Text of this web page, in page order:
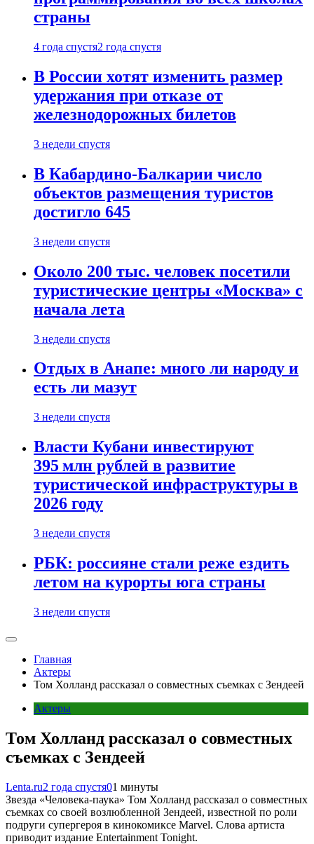
страны
4 года спустя2 года спустя
В России хотят изменить размер
удержания при отказе от
железнодорожных билетов
3 недели спустя
В Кабардино-Балкарии число
объектов размещения туристов
достигло 645
3 недели спустя
Около 200 тыс. человек посетили
туристические центры «Москва» с
начала лета
3 недели спустя
Отдых в Анапе: много ли народу и
есть ли мазут
3 недели спустя
Власти Кубани инвестируют
395 млн рублей в развитие
туристической инфраструктуры в
2026 году
3 недели спустя
РБК: россияне стали реже ездить
летом на курорты юга страны
3 недели спустя
Главная
Актеры
Том Холланд рассказал о совместных съемках с Зендеей
Актеры
Том Холланд рассказал о совместных
съемках с Зендеей
Lenta.ru2 года спустя01 минуты
Звезда «Человека-паука» Том Холланд рассказал о совместных
съемках со своей возлюбленной Зендеей, известной по роли
подруги супергероя в кинокомиксе Marvel. Слова артиста
приводит издание Entertainment Tonight.